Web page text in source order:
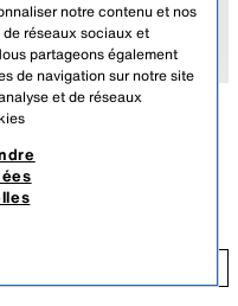
HEEL
notre contenu et nos
réseaux sociaux et
partageons également
de navigation sur notre site
et de réseaux